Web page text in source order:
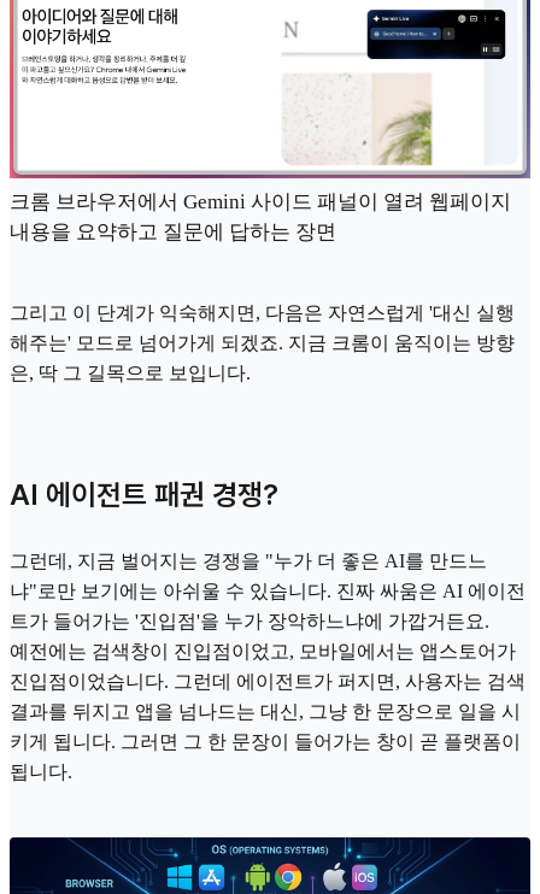
크롬 브라우저에서 Gemini 사이드 패널이 열려 웹페이지
내용을 요약하고 질문에 답하는 장면
그리고 이 단계가 익숙해지면, 다음은 자연스럽게 '대신 실행
해주는' 모드로 넘어가게 되겠죠. 지금 크롬이 움직이는 방향
은, 딱 그 길목으로 보입니다.
AI 에이전트 패권 경쟁?
그런데, 지금 벌어지는 경쟁을 "누가 더 좋은 AI를 만드느
냐"로만 보기에는 아쉬울 수 있습니다. 진짜 싸움은 AI 에이전
트가 들어가는 '진입점'을 누가 장악하느냐에 가깝거든요.
예전에는 검색창이 진입점이었고, 모바일에서는 앱스토어가
진입점이었습니다. 그런데 에이전트가 퍼지면, 사용자는 검색
결과를 뒤지고 앱을 넘나드는 대신, 그냥 한 문장으로 일을 시
키게 됩니다. 그러면 그 한 문장이 들어가는 창이 곧 플랫폼이
됩니다.